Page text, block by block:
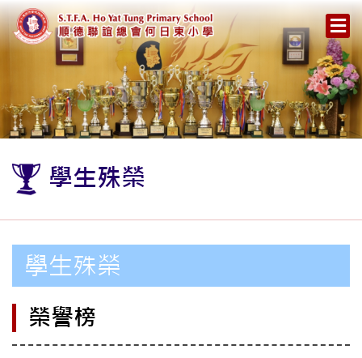
學生殊榮
學生殊榮
榮譽榜